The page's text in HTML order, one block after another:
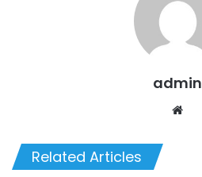
admin
Related Articles